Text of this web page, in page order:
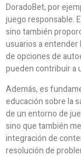
DoradoBet, por
juego responsable.
sino también
usuarios a entender
de opciones de
pueden contribuir a
Además, es
educación sobre la
de un entorno de
sino que también
integración de
resolución de